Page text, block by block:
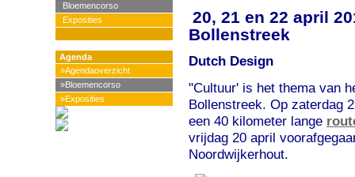
Bloemencorso
Exposities
Agenda
»Agendaoverzicht
»Bloemencorso
»Exposities
20, 21 en 22 april
Bollenstreek
Dutch Design
"Cultuur' is het thema van
Bollenstreek. Op zaterdag
een 40 kilometer lange
vrijdag 20 april
Noordwijkerhout.